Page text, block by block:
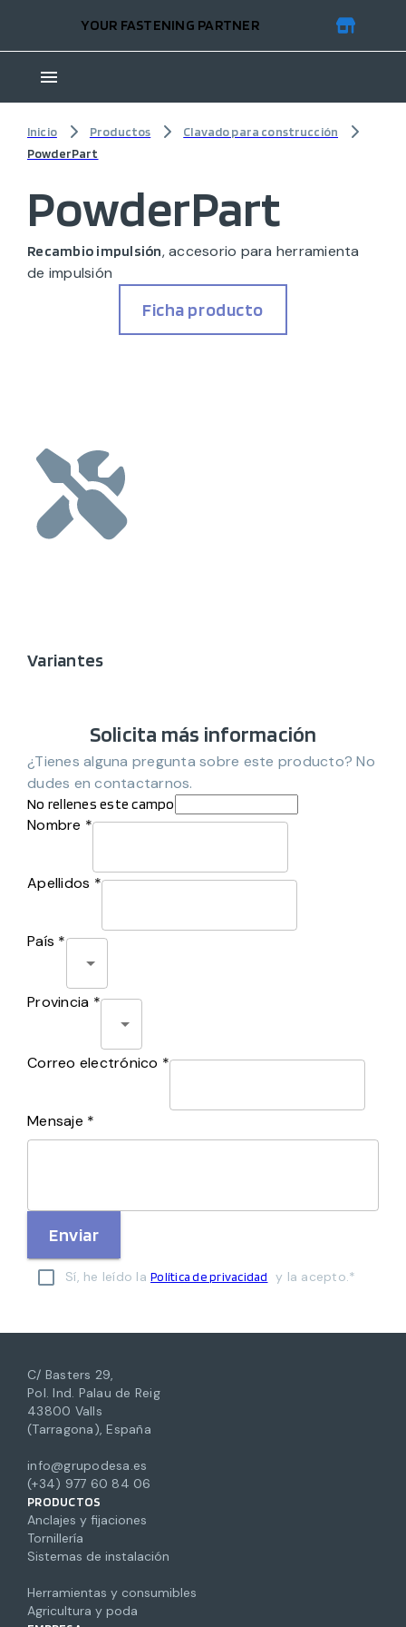
YOUR FASTENING PARTNER
Inicio Productos
Clavado para construcción
PowderPart
PowderPart
Recambio impulsión, accesorio para herramienta
de impulsión
Ficha producto
Variantes
Solicita más información
¿Tienes alguna pregunta sobre este producto? No
dudes en contactarnos.
No rellenes este campo
Nombre *
Apellidos *
País *
Provincia *
Correo electrónico *
Mensaje *
Enviar
Sí, he leído la Política de privacidad y la acepto.*
C/ Basters 29,
Pol. Ind. Palau de Reig
43800 Valls
(Tarragona), España
info@grupodesa.es
(+34) 977 60 84 06
PRODUCTOS
Anclajes y fijaciones
Tornillería
Sistemas de instalación
Herramientas y consumibles
Agricultura y poda